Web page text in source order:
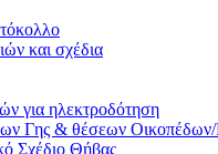
και σχέδια
για ηλεκτροδότηση
Γης & θέσεων
Σχέδιο Θήβας